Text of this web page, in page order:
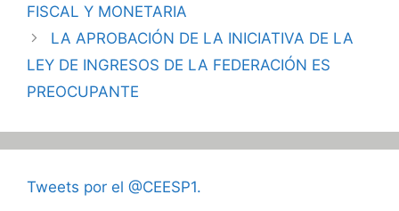
FISCAL Y MONETARIA
LA APROBACIÓN DE LA INICIATIVA DE LA
LEY DE INGRESOS DE LA FEDERACIÓN ES
PREOCUPANTE
Tweets por el @CEESP1.